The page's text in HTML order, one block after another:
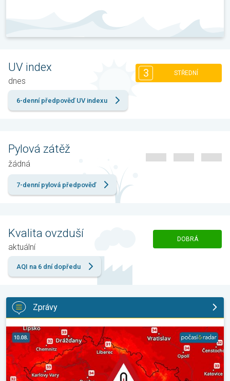
UV index
dnes
3 STŘEDNÍ
6-denní předpověď UV indexu
Pylová zátěž
žádná
7-denní pylová předpověď
Kvalita ovzduší
aktuální
DOBRÁ
AQI na 6 dní dopředu
Zprávy
Výrazně vysoké teploty se vrátí v neděli. Ochlazení jen krátké.